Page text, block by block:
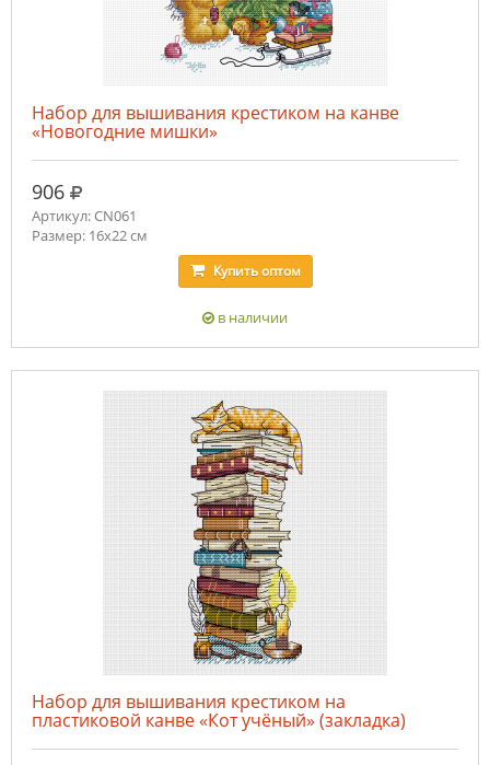
Набор для вышивания крестиком на канве
«Новогодние мишки»
906 руб.
Артикул: CN061
Размер: 16х22 см
Купитьоптом
в наличии
Набор для вышивания крестиком на
пластиковой канве «Кот учёный» (закладка)